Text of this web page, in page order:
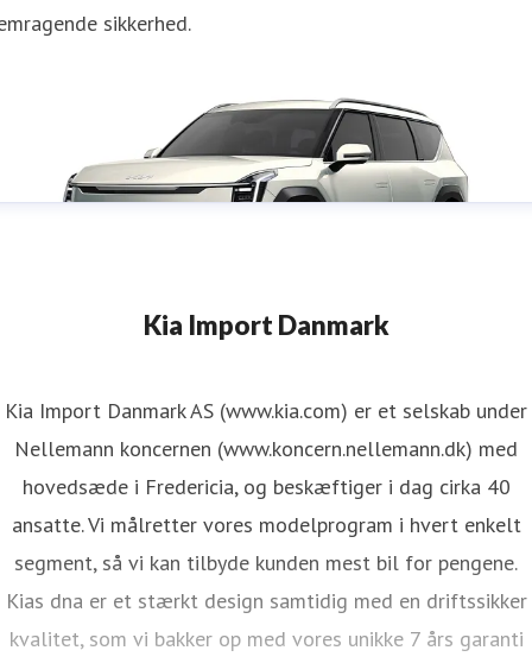
sikkerhed.
Kia Import Danmark
Kia Import Danmark AS (www.kia.com) er et selskab under
Nellemann koncernen (www.koncern.nellemann.dk) med
hovedsæde i Fredericia, og beskæftiger i dag cirka 40
ansatte. Vi målretter vores modelprogram i hvert enkelt
segment, så vi kan tilbyde kunden mest bil for pengene.
Kias dna er et stærkt design samtidig med en driftssikker
kvalitet, som vi bakker op med vores unikke 7 års garanti